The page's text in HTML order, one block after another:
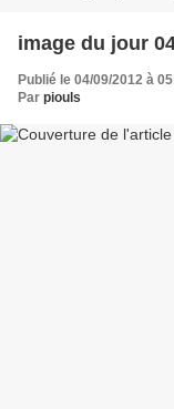
image du jour
Publié le 04/09/2012 à
Par piouls